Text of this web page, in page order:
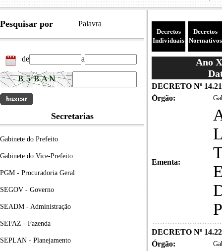
Pesquisar por Palavra
de a
Secretarias
Gabinete do Prefeito
Gabinete do Vice-Prefeito
PGM - Procuradoria Geral
SEGOV - Governo
SEADM - Administração
SEFAZ - Fazenda
SEPLAN - Planejamento
Decretos
Individuais
Decretos
Normativos
Ano
DECRETO Nº
Órgão:
Ementa:
DECRETO Nº
Órgão: